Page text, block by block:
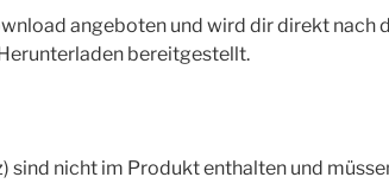
angeboten und wird dir direkt nach
bereitgestellt.
nicht im Produkt enthalten und